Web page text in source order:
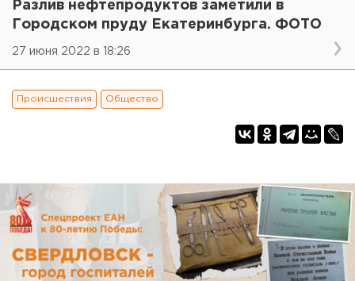
Разлив нефтепродуктов заметили в
Городском пруду Екатеринбурга. ФОТО
27 июня 2022 в 18:26
Происшествия Общество